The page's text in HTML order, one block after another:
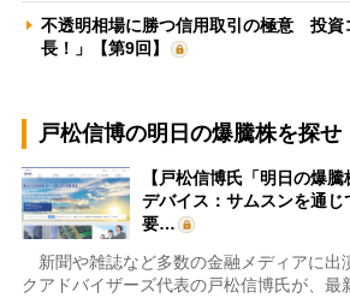
不透明相場に勝つ信用取引の極意 投資
長！」【第9回】
戸松信博の明日の爆騰株を探せ
【戸松信博氏「明日の爆
デバイス：サムスンを通
要…
新聞や雑誌など多数の金融メディアに出
クアドバイザーズ代表の戸松信博氏が、最